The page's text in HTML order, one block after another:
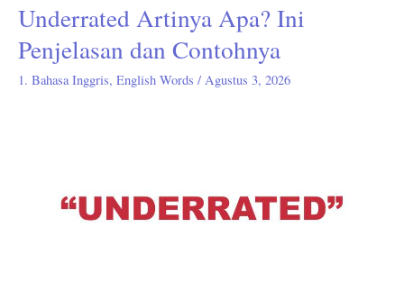
Underrated Artinya Apa? Ini
Penjelasan dan Contohnya
1. Bahasa Inggris, English Words / Agustus 3, 2026
Underrated
Apa?
Ini